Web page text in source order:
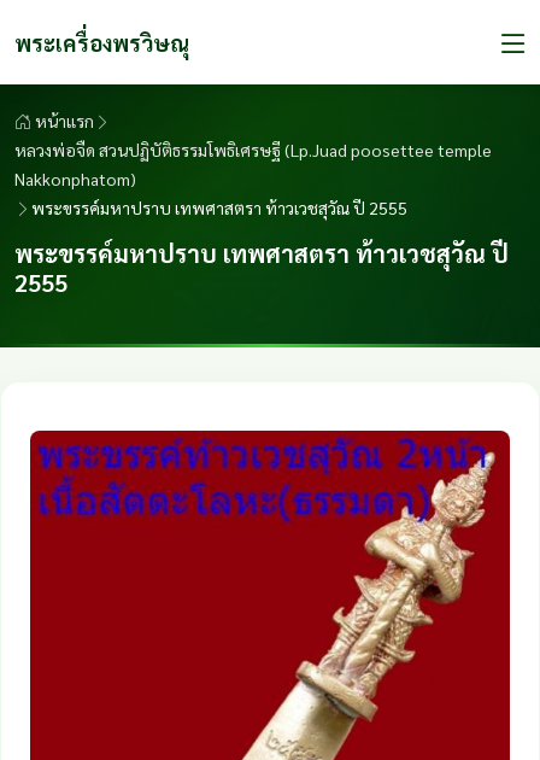
พระเครื่องพรวิษณุ
หน้าแรก
หลวงพ่อจืด สวนปฏิบัติธรรมโพธิเศรษฐี (Lp.Juad poosettee temple
Nakkonphatom)
พระขรรค์มหาปราบ เทพศาสตรา ท้าวเวชสุวัณ ปี 2555
พระขรรค์มหาปราบ เทพศาสตรา ท้าวเวชสุวัณ ปี
2555